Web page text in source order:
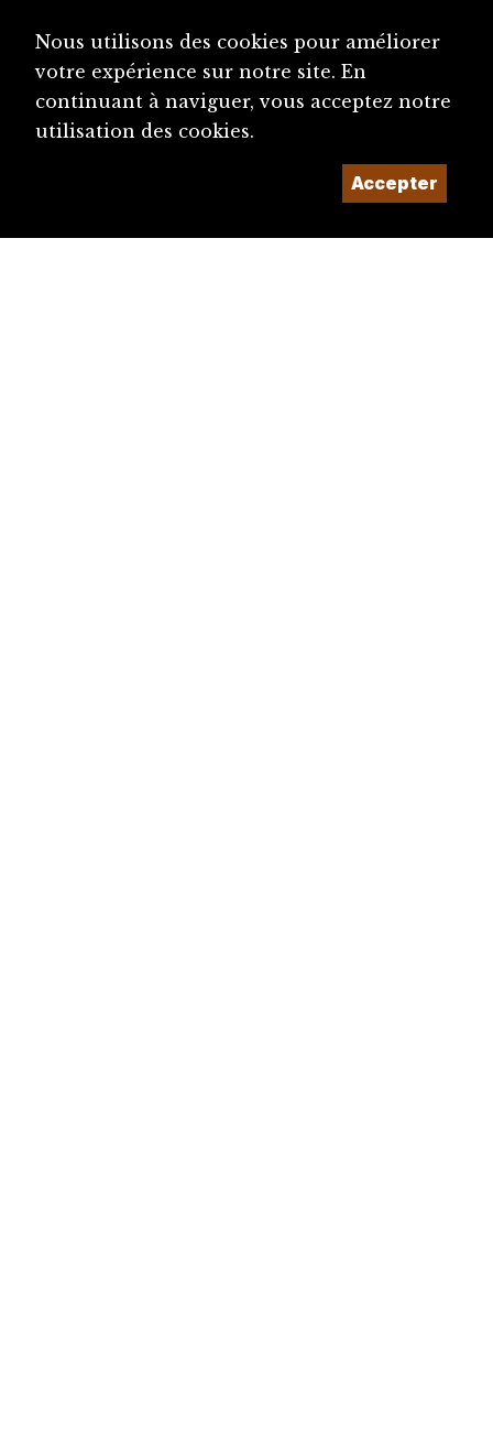
Nous utilisons des cookies pour améliorer
votre expérience sur notre site. En
continuant à naviguer, vous acceptez notre
utilisation des cookies.
Accepter